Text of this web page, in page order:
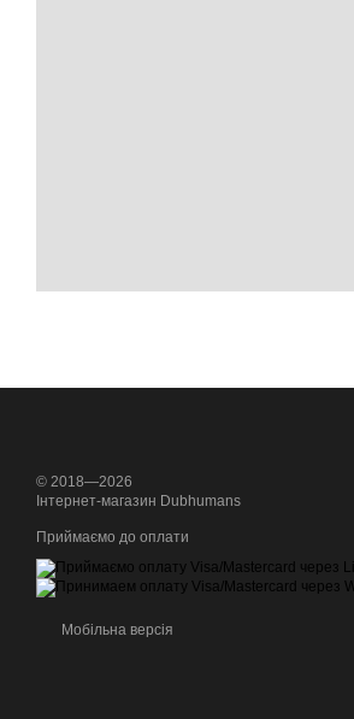
© 2018—2026
Інтернет-магазин Dubhumans
Приймаємо до оплати
Мобільна версія